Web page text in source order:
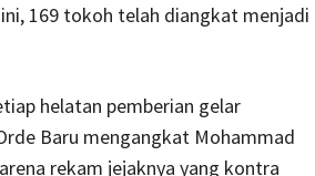
169 tokoh telah diangkat menjadi
helatan pemberian gelar
Baru mengangkat Mohammad
rekam jejaknya yang kontra